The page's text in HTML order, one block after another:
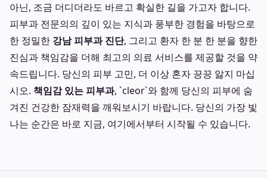
아닌, 조금 더디더라도 바르고 확실한 길을 가고자 합니다.
피부과 전문의의 깊이 있는 지식과 풍부한 경험을 바탕으로
한 정밀한 강남 피부과 진단, 그리고 환자 한 분 한 분을 향한
진심과 책임감을 더해 최고의 의료 서비스를 제공할 것을 약
속드립니다. 당신의 피부 고민, 더 이상 혼자 끙끙 앓지 마십
시오. 책임감 있는 피부과, `cleor`와 함께 당신의 피부에 숨
겨진 건강한 잠재력을 깨워보시기 바랍니다. 당신의 가장 빛
나는 순간은 바로 지금, 여기에서부터 시작될 수 있습니다.